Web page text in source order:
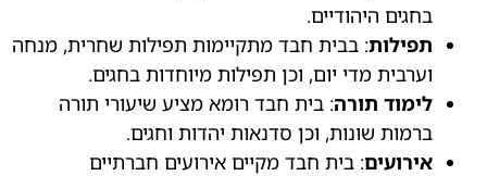
בחגים היהודיים.
תפילות: בבית חבד מתקיימות תפילות שחרית, מנחה
וערבית מדי יום, וכן תפילות מיוחדות בחגים.
לימוד תורה: בית חבד רומא מציע שיעורי תורה
ברמות שונות, וכן סדנאות יהדות וחגים.
אירועים: בית חבד מקיים אירועים חברתיים